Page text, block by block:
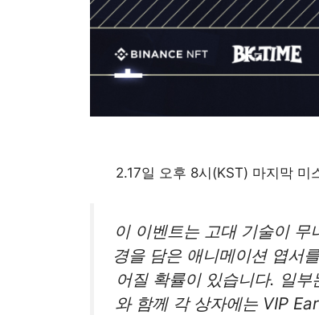
2.17일 오후 8시(KST) 마지막
이 이벤트는 고대 기술이
경을 담은 애니메이션 엽서
어질 확률이 있습니다. 일
와 함께 각 상자에는 VIP